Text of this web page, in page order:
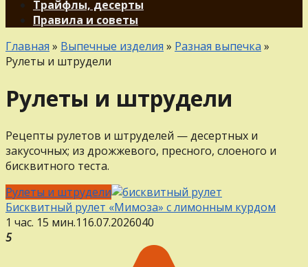
Трайфлы, десерты
Правила и советы
Главная » Выпечные изделия » Разная выпечка »
Рулеты и штрудели
Рулеты и штрудели
Рецепты рулетов и штруделей — десертных и
закусочных; из дрожжевого, пресного, слоеного и
бисквитного теста.
Рулеты и штрудели
Бисквитный рулет «Мимоза» с лимонным курдом
1 час. 15 мин.1 16.07.2026040
5